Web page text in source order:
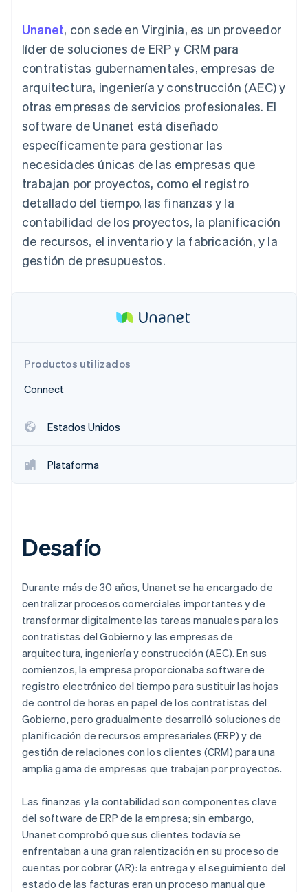
Optimizaciones
Link
Proceso de
acelerado
contable
Stripe Sigma
Informes
personalizados
Data Pipeline
Sincronización
de datos
Más
Product roadmap
Ver lo que viene
Radar
Prevención de fraude
Atlas
Constitución de una startup
Eliminación de dióxido de carbono
Sesiones de Stripe 2026
Descubre cómo Stripe construye la infraestructura
Mirar ahora
SaaS
Por sector
Empresas de IA
Economía de los
creadores
Juegos
Hostelería, viajes y ocio
Seguros
Medios de
comunicación y
entretenimiento
Organizaciones sin
fines de lucro
Servicios
Sector público
Ofrecer cobro por
consumo
respaldadas por
monedas estables
Aprovisiona y gestiona
servicios con agentes
Recursos
Integraciones de
aplicaciones
Ejemplos de código
Blog de
desarrolladores
Estado de la API
Hoja de ruta del
producto
Conferencia anual
Sessions
Empleos
Sala de prensa
Stripe Press
Contacta con ventas
Conviértete en socio
Unanet, con sede en Virginia, es un proveedor
líder de soluciones de ERP y CRM para
contratistas gubernamentales, empresas de
arquitectura, ingeniería y construcción (AEC) y
otras empresas de servicios profesionales. El
software de Unanet está diseñado
específicamente para gestionar las
necesidades únicas de las empresas que
trabajan por proyectos, como el registro
detallado del tiempo, las finanzas y la
contabilidad de los proyectos, la planificación
de recursos, el inventario y la fabricación, y la
gestión de presupuestos.
Productos utilizados
Connect
Estados Unidos
Plataforma
Desafío
Durante más de 30 años, Unanet se ha encargado de
centralizar procesos comerciales importantes y de
transformar digitalmente las tareas manuales para los
contratistas del Gobierno y las empresas de
arquitectura, ingeniería y construcción (AEC). En sus
comienzos, la empresa proporcionaba software de
registro electrónico del tiempo para sustituir las hojas
de control de horas en papel de los contratistas del
Gobierno, pero gradualmente desarrolló soluciones de
planificación de recursos empresariales (ERP) y de
gestión de relaciones con los clientes (CRM) para una
amplia gama de empresas que trabajan por proyectos.
Las finanzas y la contabilidad son componentes clave
del software de ERP de la empresa; sin embargo,
Unanet comprobó que sus clientes todavía se
enfrentaban a una gran ralentización en su proceso de
cuentas por cobrar (AR): la entrega y el seguimiento del
estado de las facturas eran un proceso manual que